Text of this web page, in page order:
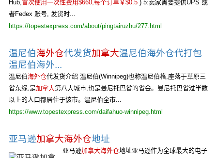
Hub,首次使用一次性费用$660,每个订单￥$0.5 ) 5:卖家需要提供UPS 或
者Fedex 账号, 发货时...
https://topestexpress.com/about/pingtairuzhu/277.html
温尼伯海外仓代发货加拿大温尼伯海外仓代打包
温尼伯海外...
温尼伯海外仓代发货介绍 温尼伯(Winnipeg)也称温尼伯格,座落于草原三
省东缘,是加拿大第八大城市,也是曼尼托巴省的省会。曼尼托巴省过半数
以上的人口都居住于该市。温尼伯全市...
https://www.topestexpress.com/daifahuo-winnipeg.html
亚马逊加拿大海外仓地址
亚马逊加拿大海外仓地址亚马逊作为全球最大的电子